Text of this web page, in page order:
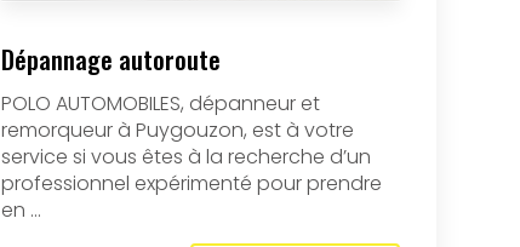
Dépannage autoroute
POLO AUTOMOBILES, dépanneur et
remorqueur à Puygouzon, est à votre
service si vous êtes à la recherche d’un
professionnel expérimenté pour prendre
en ...